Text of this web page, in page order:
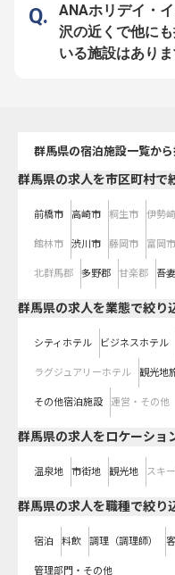
ばれる川原の中に掘った混浴野天風
呂、高・中・低温が揃う大浴場な
ど、贅沢な温泉旅をサポートしま
す。温泉アドバイザーや温泉ソムリ
エも在籍する当館で、おもてなしの
空
泉
ーナ
バー
楽し
ANAホリデイ・
沢の近くで他に
いる施設はあり
群馬県の宿泊施設一覧か
群馬県の求人を市区町村で
前橋市 高崎市 桐生市 伊勢
館林市 渋川市 藤岡市 富岡市
北群馬郡 多野郡 甘楽郡 吾
群馬県の求人を業態で絞り
シティホテル ビジネスホテル
ラグジュアリーホテル 観光地
その他宿泊施設 運営・その他
群馬県の求人をロケーショ
温泉地 市街地 観光地 スキ
群馬県の求人を職種で絞り
宿泊 料飲 調理（調理師）
管理部門・その他